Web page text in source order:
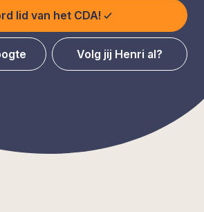
lid van het CDA!
Volg jij Henri al?